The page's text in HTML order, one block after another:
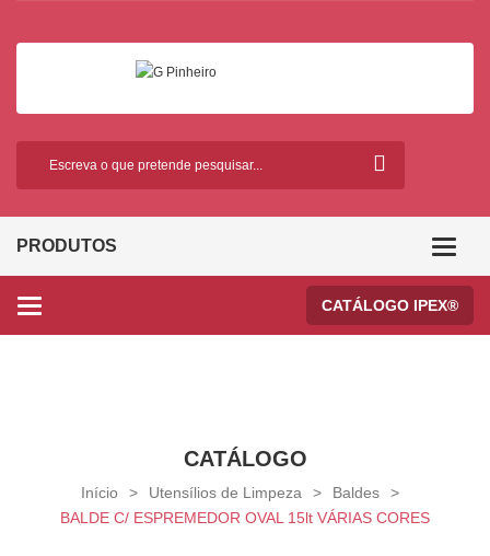
PRODUTOS
Categories CATÁLOGO IPEX®
CATÁLOGO
Início > Utensílios de Limpeza > Baldes
>
BALDE C/ ESPREMEDOR OVAL 15lt VÁRIAS CORES